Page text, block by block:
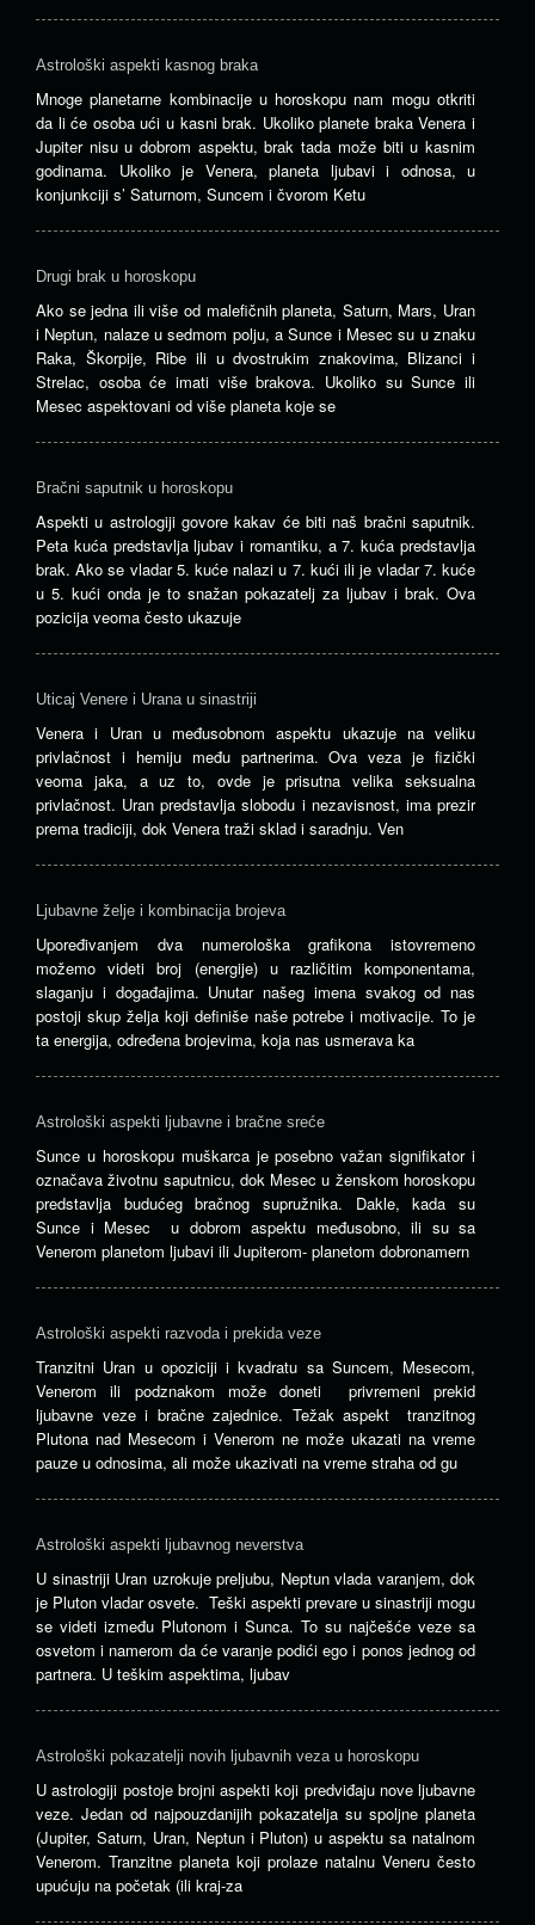
Astrološki aspekti kasnog braka
Mnoge planetarne kombinacije u horoskopu nam mogu otkriti
da li će osoba ući u kasni brak. Ukoliko planete braka Venera i
Jupiter nisu u dobrom aspektu, brak tada može biti u kasnim
godinama. Ukoliko je Venera, planeta ljubavi i odnosa, u
konjunkciji s’ Saturnom, Suncem i čvorom Ketu
Drugi brak u horoskopu
Ako se jedna ili više od malefičnih planeta, Saturn, Mars, Uran
i Neptun, nalaze u sedmom polju, a Sunce i Mesec su u znaku
Raka, Škorpije, Ribe ili u dvostrukim znakovima, Blizanci i
Strelac, osoba će imati više brakova. Ukoliko su Sunce ili
Mesec aspektovani od više planeta koje se
Bračni saputnik u horoskopu
Aspekti u astrologiji govore kakav će biti naš bračni saputnik.
Peta kuća predstavlja ljubav i romantiku, a 7. kuća predstavlja
brak. Ako se vladar 5. kuće nalazi u 7. kući ili je vladar 7. kuće
u 5. kući onda je to snažan pokazatelj za ljubav i brak. Ova
pozicija veoma često ukazuje
Uticaj Venere i Urana u sinastriji
Venera i Uran u međusobnom aspektu ukazuje na veliku
privlačnost i hemiju među partnerima. Ova veza je fizički
veoma jaka, a uz to, ovde je prisutna velika seksualna
privlačnost. Uran predstavlja slobodu i nezavisnost, ima prezir
prema tradiciji, dok Venera traži sklad i saradnju. Ven
Ljubavne želje i kombinacija brojeva
Upoređivanjem dva numerološka grafikona istovremeno
možemo videti broj (energije) u različitim komponentama,
slaganju i događajima. Unutar našeg imena svakog od nas
postoji skup želja koji definiše naše potrebe i motivacije. To je
ta energija, određena brojevima, koja nas usmerava ka
Astrološki aspekti ljubavne i bračne sreće
Sunce u horoskopu muškarca je posebno važan signifikator i
označava životnu saputnicu, dok Mesec u ženskom horoskopu
predstavlja budućeg bračnog supružnika. Dakle, kada su
Sunce i Mesec u dobrom aspektu međusobno, ili su sa
Venerom planetom ljubavi ili Jupiterom- planetom dobronamern
Astrološki aspekti razvoda i prekida veze
Tranzitni Uran u opoziciji i kvadratu sa Suncem, Mesecom,
Venerom ili podznakom može doneti privremeni prekid
ljubavne veze i bračne zajednice. Težak aspekt tranzitnog
Plutona nad Mesecom i Venerom ne može ukazati na vreme
pauze u odnosima, ali može ukazivati ​​na vreme straha od gu
Astrološki aspekti ljubavnog neverstva
U sinastriji Uran uzrokuje preljubu, Neptun vlada varanjem, dok
je Pluton vladar osvete. Teški aspekti prevare u sinastriji mogu
se videti između Plutonom i Sunca. To su najčešće veze sa
osvetom i namerom da će varanje podići ego i ponos jednog od
partnera. U teškim aspektima, ljubav
Astrološki pokazatelji novih ljubavnih veza u horoskopu
U astrologiji postoje brojni aspekti koji predviđaju nove ljubavne
veze. Jedan od najpouzdanijih pokazatelja su spoljne planeta
(Jupiter, Saturn, Uran, Neptun i Pluton) u aspektu sa natalnom
Venerom. Tranzitne planeta koji prolaze ​​natalnu Veneru često
upućuju na početak (ili kraj-za